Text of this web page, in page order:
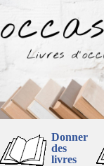
Donner
des
livres